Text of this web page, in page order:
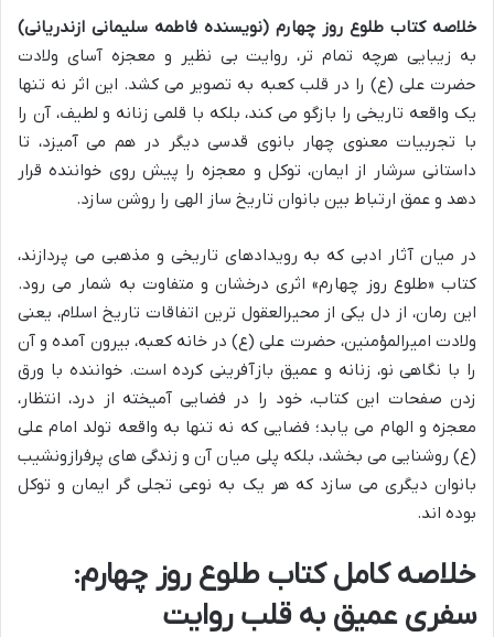
خلاصه کتاب طلوع روز چهارم (نویسنده فاطمه سلیمانی ازندریانی)
به زیبایی هرچه تمام تر، روایت بی نظیر و معجزه آسای ولادت
حضرت علی (ع) را در قلب کعبه به تصویر می کشد. این اثر نه تنها
یک واقعه تاریخی را بازگو می کند، بلکه با قلمی زنانه و لطیف، آن را
با تجربیات معنوی چهار بانوی قدسی دیگر در هم می آمیزد، تا
داستانی سرشار از ایمان، توکل و معجزه را پیش روی خواننده قرار
دهد و عمق ارتباط بین بانوان تاریخ ساز الهی را روشن سازد.
در میان آثار ادبی که به رویدادهای تاریخی و مذهبی می پردازند،
کتاب «طلوع روز چهارم» اثری درخشان و متفاوت به شمار می رود.
این رمان، از دل یکی از محیرالعقول ترین اتفاقات تاریخ اسلام، یعنی
ولادت امیرالمؤمنین، حضرت علی (ع) در خانه کعبه، بیرون آمده و آن
را با نگاهی نو، زنانه و عمیق بازآفرینی کرده است. خواننده با ورق
زدن صفحات این کتاب، خود را در فضایی آمیخته از درد، انتظار،
معجزه و الهام می یابد؛ فضایی که نه تنها به واقعه تولد امام علی
(ع) روشنایی می بخشد، بلکه پلی میان آن و زندگی های پرفرازونشیب
بانوان دیگری می سازد که هر یک به نوعی تجلی گر ایمان و توکل
بوده اند.
خلاصه کامل کتاب طلوع روز چهارم:
سفری عمیق به قلب روایت